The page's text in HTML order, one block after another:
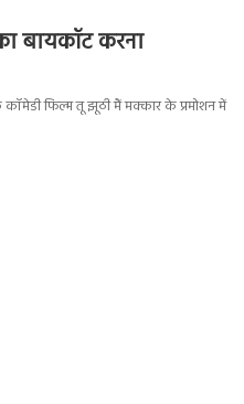
बायकॉट करना
फिल्म तू झूठी मैं मक्कार के प्रमोशन में